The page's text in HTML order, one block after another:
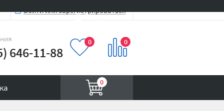
Войти или зарегистрироваться
646-11-88
0 0
0
Вход на сайт